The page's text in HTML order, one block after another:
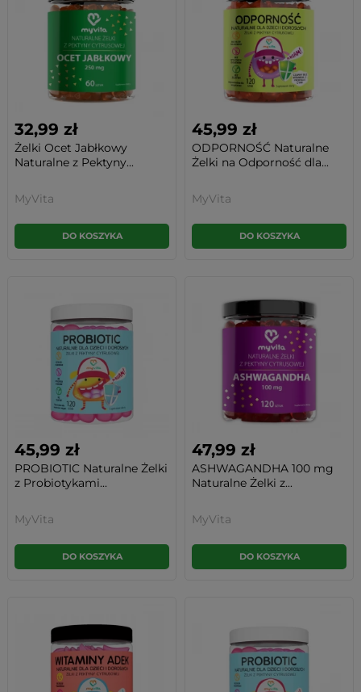
32,99 zł
Żelki Ocet Jabłkowy
Naturalne z Pektyny...
MyVita
DO KOSZYKA
45,99 zł
ODPORNOŚĆ Naturalne
Żelki na Odporność dla...
MyVita
DO KOSZYKA
45,99 zł
PROBIOTIC Naturalne Żelki
z Probiotykami...
MyVita
DO KOSZYKA
47,99 zł
ASHWAGANDHA 100 mg
Naturalne Żelki z...
MyVita
DO KOSZYKA